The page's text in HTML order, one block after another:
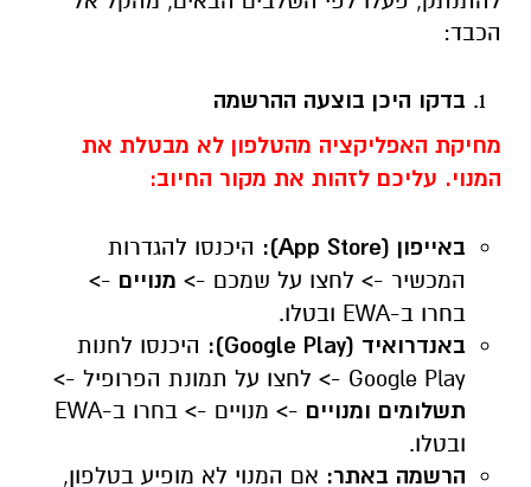
הכבד:
בדקו היכן בוצעה ההרשמה
מחיקת האפליקציה מהטלפון לא מבטלת את
המנוי. עליכם לזהות את מקור החיוב:
באייפון (App Store
): היכנסו להגדרות
המכשיר -> לחצו על שמכם -> מנויים ->
בחרו ב-EWA ובטלו.
באנדרואיד (Google Play
): היכנסו לחנות
Google Play -> לחצו על תמונת הפרופיל ->
תשלומים ומנויים -> מנויים -> בחרו ב-EWA
ובטלו.
הרשמה באתר: אם המנוי לא מופיע בטלפון,